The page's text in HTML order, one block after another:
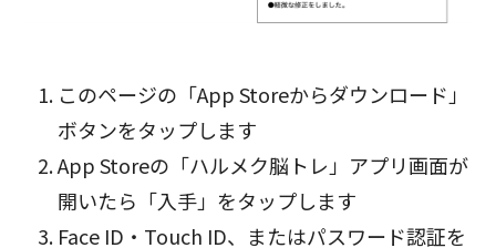
このページの「App Storeからダウンロード」
ボタンをタップします
App Storeの「ハルメク脳トレ」アプリ画面が
開いたら「入手」をタップします
Face ID・Touch ID、またはパスワード認証を
閉じる